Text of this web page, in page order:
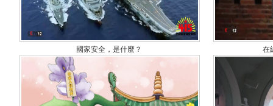
國家安全，是什麼？ 在